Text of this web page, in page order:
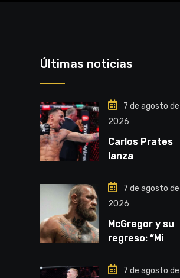
Últimas noticias
7 de agosto de
2026
Carlos Prates
lanza
por el título”
7 de agosto de
2026
McGregor y su
regreso: “Mi
inquebrantable”
7 de agosto de